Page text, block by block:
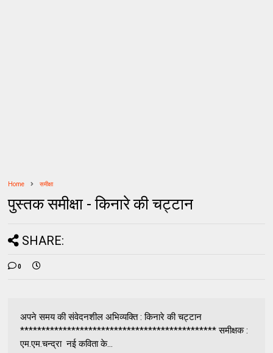
Home समीक्षा
पुस्तक समीक्षा - किनारे की चट्टान
SHARE:
0
अपने समय की संवेदनशील अभिव्यक्ति : किनारे की चट्टान
********************************************** समीक्षक :
एम.एम.चन्द्रा ​ नई कविता के...